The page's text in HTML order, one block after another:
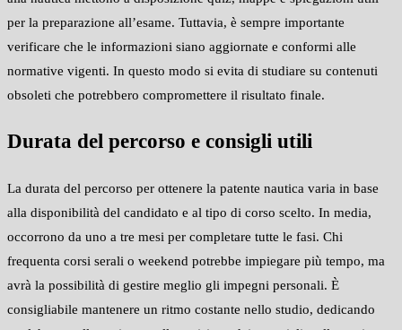
per la preparazione all’esame. Tuttavia, è sempre importante
verificare che le informazioni siano aggiornate e conformi alle
normative vigenti. In questo modo si evita di studiare su contenuti
obsoleti che potrebbero compromettere il risultato finale.
Durata del percorso e consigli utili
La durata del percorso per ottenere la patente nautica varia in base
alla disponibilità del candidato e al tipo di corso scelto. In media,
occorrono da uno a tre mesi per completare tutte le fasi. Chi
frequenta corsi serali o weekend potrebbe impiegare più tempo, ma
avrà la possibilità di gestire meglio gli impegni personali. È
consigliabile mantenere un ritmo costante nello studio, dedicando